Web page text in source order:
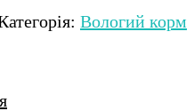
Вологий корм